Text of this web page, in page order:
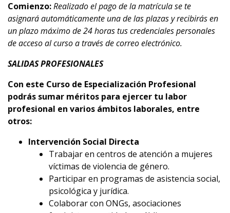
Comienzo:Realizado el pago de la matrícula se te
asignará automáticamente una de las plazas y recibirás en
un plazo máximo de 24 horas tus credenciales personales
de acceso al curso a través de correo electrónico.
SALIDAS PROFESIONALES
Con este Curso de Especialización Profesional
podrás sumar méritos para ejercer tu labor
profesional en varios ámbitos laborales, entre
otros:
Intervención Social Directa
Trabajar en centros de atención a mujeres
víctimas de violencia de género.
Participar en programas de asistencia social,
psicológica y jurídica.
Colaborar con ONGs, asociaciones